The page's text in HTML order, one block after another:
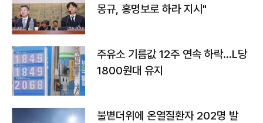
몽규, 홍명보로 하라 지시"
주유소 기름값 12주 연속 하락…L당
1800원대 유지
불볕더위에 온열질환자 202명 발